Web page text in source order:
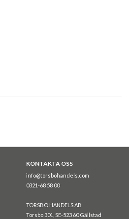
KONTAKTA OSS
info@torsbohandels.com
0321-68 58 00
TORSBO HANDELS AB
Torsbo 301, SE-523 60 Gällstad